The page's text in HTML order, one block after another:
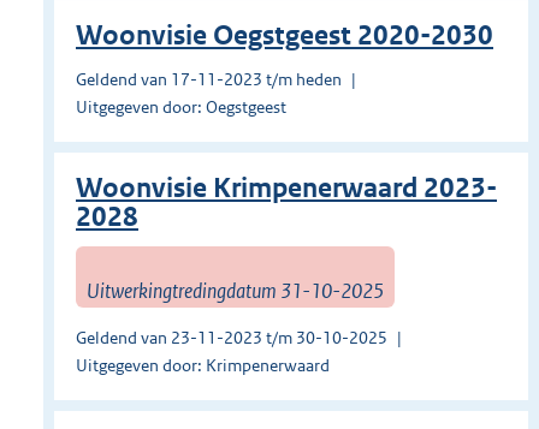
Woonvisie Oegstgeest 2020-2030
Geldend van 17-11-2023 t/m heden
Uitgegeven door: Oegstgeest
Woonvisie Krimpenerwaard 2023-
2028
Uitwerkingtredingdatum 31-10-2025
Geldend van 23-11-2023 t/m 30-10-2025
Uitgegeven door: Krimpenerwaard